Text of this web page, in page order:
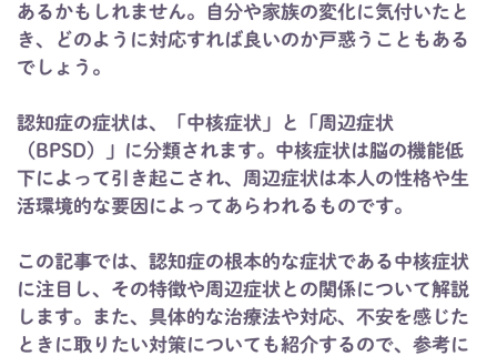
あるかもしれません。自分や家族の変化に気付いたと
き、どのように対応すれば良いのか戸惑うこともある
でしょう。
認知症の症状は、「中核症状」と「周辺症状
（BPSD）」に分類されます。中核症状は脳の機能低
下によって引き起こされ、周辺症状は本人の性格や生
活環境的な要因によってあらわれるものです。
この記事では、認知症の根本的な症状である中核症状
に注目し、その特徴や周辺症状との関係について解説
します。また、具体的な治療法や対応、不安を感じた
ときに取りたい対策についても紹介するので、参考に